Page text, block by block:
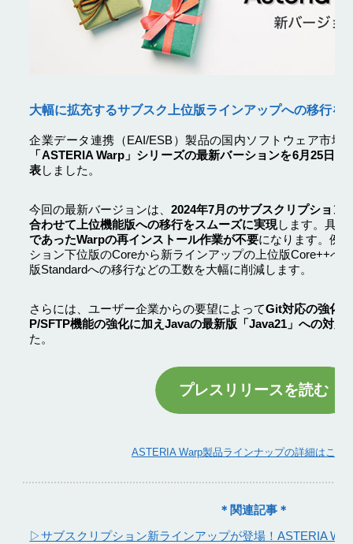
大幅に拡充するサブスク上位版ラインアップへの移行を
企業データ連携（EAI/ESB）製品の国内ソフトウェア市場
「ASTERIA Warp」シリーズの最新バーションを6月25日
表しました。
今回の最新バージョンは、2024年7月のサブスクリプション
合わせて上位機能版への移行をスムーズに実現します。具体
であったWarpの再インストール作業が不要になります。例
ション下位版のCoreから新ラインアップの上位版Core++へ
版Standardへの移行などの工数を大幅に削減します。
さらには、ユーザー企業からの要望によってGit対応の強化
P/SFTP機能の強化に加えJavaの最新版「Java21」への対応
た。
プレスリリースを読む
ASTERIA Warp製品ラインナップの詳細はこち
＊関連記事＊
▷サブスクリプション新ラインアップが登場！ASTERIA